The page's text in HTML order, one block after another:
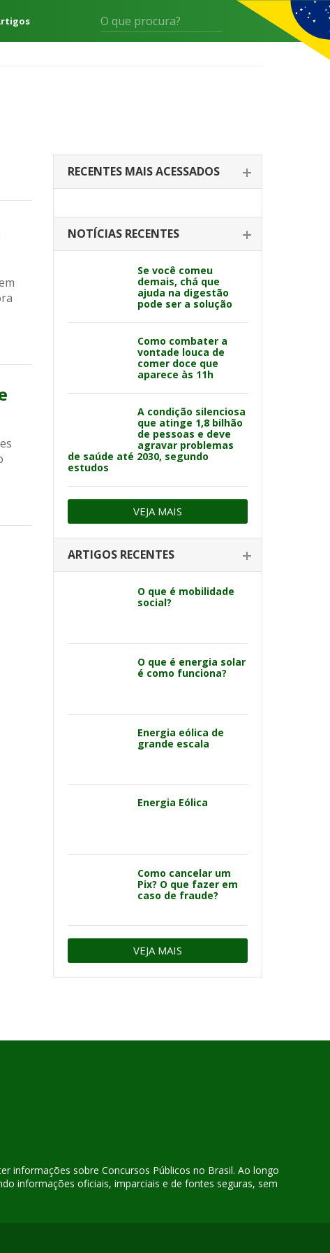
RECENTES MAIS ACESSADOS
NOTÍCIAS RECENTES
Se você comeu
demais, chá que
ajuda na digestão
pode ser a solução
Como combater a
vontade louca de
comer doce que
aparece às 11h
A condição silenciosa
que atinge 1,8 bilhão
de pessoas e deve
agravar problemas
de saúde até 2030, segundo
estudos
VEJA MAIS
ARTIGOS RECENTES
O que é mobilidade
social?
O que é energia solar
é como funciona?
Energia eólica de
grande escala
Energia Eólica
Como cancelar um
Pix? O que fazer em
caso de fraude?
VEJA MAIS
informações sobre Concursos Públicos no Brasil. Ao longo
informações oficiais, imparciais e de fontes seguras, sem